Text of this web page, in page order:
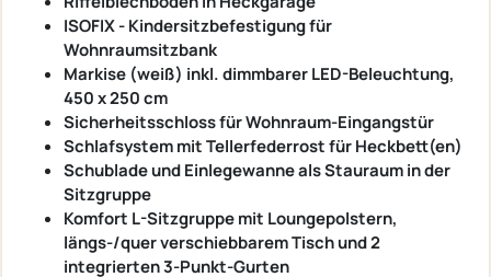
ISOFIX - Kindersitzbefestigung für
Wohnraumsitzbank
Markise (weiß) inkl. dimmbarer LED-Beleuchtung,
450 x 250 cm
Sicherheitsschloss für Wohnraum-Eingangstür
Schlafsystem mit Tellerfederrost für Heckbett(en)
Schublade und Einlegewanne als Stauraum in der
Sitzgruppe
Komfort L-Sitzgruppe mit Loungepolstern,
längs-/quer verschiebbarem Tisch und 2
integrierten 3-Punkt-Gurten